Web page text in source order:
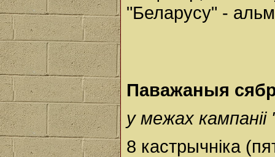
"Беларусу" -
Паважаныя
у межах кампаніі
8 кастрычніка